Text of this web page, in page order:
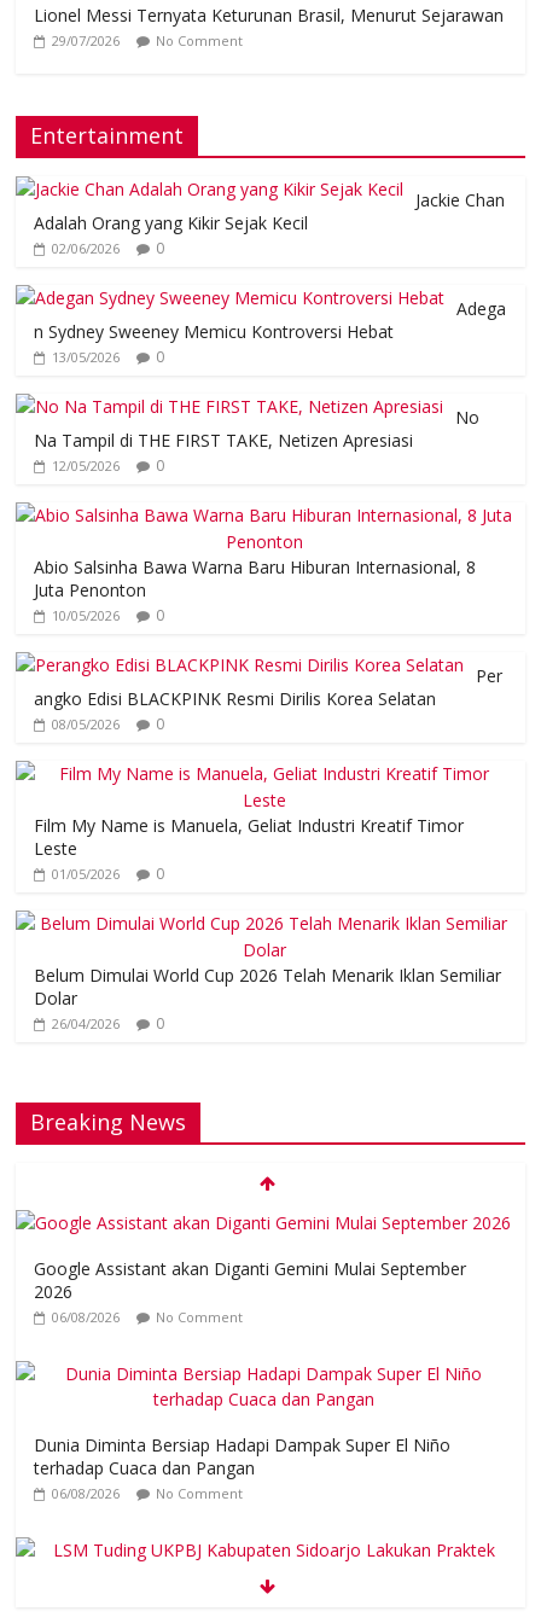
Lionel Messi Ternyata Keturunan Brasil, Menurut Sejarawan
29/07/2026 No Comment
Entertainment
Jackie Chan
Adalah Orang yang Kikir Sejak Kecil
02/06/2026 0
Adega
n Sydney Sweeney Memicu Kontroversi Hebat
13/05/2026 0
No
Na Tampil di THE FIRST TAKE, Netizen Apresiasi
12/05/2026 0
Abio Salsinha Bawa Warna Baru Hiburan Internasional, 8
Juta Penonton
10/05/2026 0
Per
angko Edisi BLACKPINK Resmi Dirilis Korea Selatan
08/05/2026 0
Film My Name is Manuela, Geliat Industri Kreatif Timor
Leste
01/05/2026 0
Belum Dimulai World Cup 2026 Telah Menarik Iklan Semiliar
Dolar
26/04/2026 0
Breaking News
Google Assistant akan Diganti Gemini Mulai September
2026
06/08/2026 No Comment
Dunia Diminta Bersiap Hadapi Dampak Super El Niño
terhadap Cuaca dan Pangan
06/08/2026 No Comment